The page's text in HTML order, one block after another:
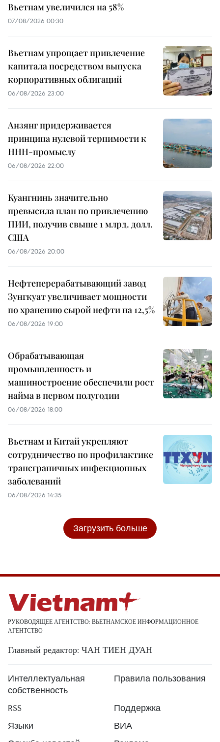
Вьетнам увеличился на 58%
07/08/2026 00:30
Вьетнам упрощает привлечение
капитала посредством выпуска
корпоративных облигаций
06/08/2026 23:00
Анзянг придерживается
принципа нулевой терпимости к
ННН-промыслу
06/08/2026 22:00
Куангнинь значительно
превысила план по привлечению
ПИИ, получив свыше 1 млрд. долл.
США
06/08/2026 20:00
Нефтеперерабатывающий завод
Зунгкуат увеличивает мощности
по хранению сырой нефти на 12,5%
06/08/2026 19:00
Обрабатывающая
промышленность и
машиностроение обеспечили рост
найма в первом полугодии
06/08/2026 18:00
Вьетнам и Китай укрепляют
сотрудничество по профилактике
трансграничных инфекционных
заболеваний
06/08/2026 14:35
Загрузить больше
РУКОВОДЯЩЕЕ АГЕНТСТВО: ВЬЕТНАМСКОЕ ИНФОРМАЦИОННОЕ
АГЕНТСТВО
Главный редактор: ЧАН ТИЕН ДУАН
Интеллектуальная
собственность
Правила пользования
RSS
Поддержка
Языки
ВИА